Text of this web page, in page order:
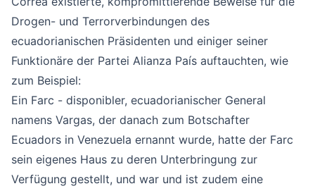
Drogen- und Terrorverbindungen des
ecuadorianischen Präsidenten und einiger seiner
Funktionäre der Partei Alianza País auftauchten, wie
zum Beispiel:
Ein Farc - disponibler, ecuadorianischer General
namens Vargas, der danach zum Botschafter
Ecuadors in Venezuela ernannt wurde, hatte der Farc
sein eigenes Haus zu deren Unterbringung zur
Verfügung gestellt, und war und ist zudem eine